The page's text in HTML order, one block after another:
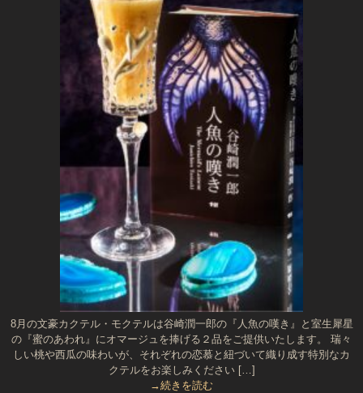
8月の文豪カクテル・モクテルは谷崎潤一郎の『人魚の嘆き』と室生犀星
の『蜜のあわれ』にオマージュを捧げる２品をご提供いたします。 瑞々
しい桃や西瓜の味わいが、それぞれの恋慕と紐づいて織り成す特別なカ
クテルをお楽しみください […]
→続きを読む